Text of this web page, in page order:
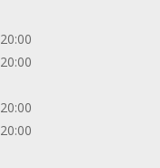
20:00
20:00
20:00
20:00